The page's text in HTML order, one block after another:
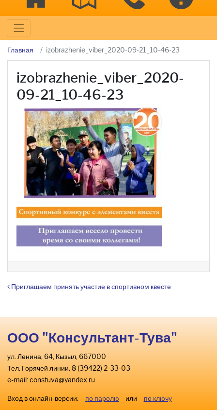
Главная izobrazhenie_viber_2020-09-21_10-46-23
izobrazhenie_viber_2020-
09-21_10-46-23
Навигация по записям
Приглашаем принять участие в спортивном квесте
ООО "Консультант-Тува"
ул. Ленина, 64, Кызыл, 667000
Тел. Горячей линии: 8 (39422) 2-33-03
e-mail:constuva@yandex.ru
Вход в онлайн-версии: по паролю или по ключу